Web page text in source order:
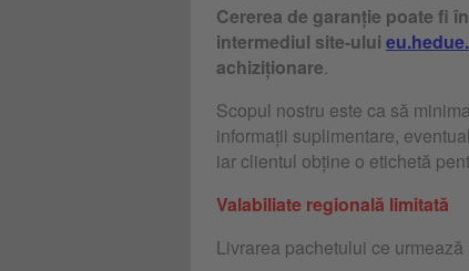
Cererea de garanție poate fi
intermediul site-ului
achiziționare.
Scopul nostru este ca să
informații suplimentare,
iar clientul obține o etichetă
Valabiliate regională limitată
Livrarea pachetului ce